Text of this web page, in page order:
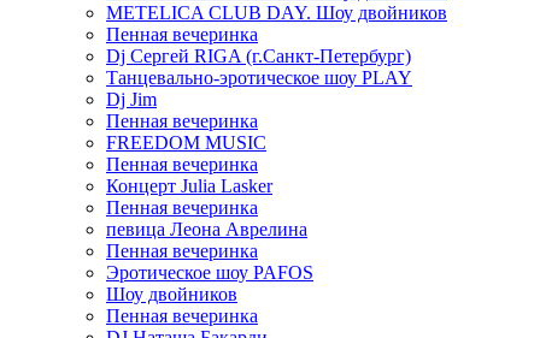
METELICA CLUB DAY. Шоу двойников
Пенная вечеринка
Dj Сергей RIGA (г.Санкт-Петербург)
Танцевально-эротическое шоу PLAY
Dj Jim
Пенная вечеринка
FREEDOM MUSIC
Пенная вечеринка
Концерт Julia Lasker
Пенная вечеринка
певица Леона Аврелина
Пенная вечеринка
Эротическое шоу PAFOS
Шоу двойников
Пенная вечеринка